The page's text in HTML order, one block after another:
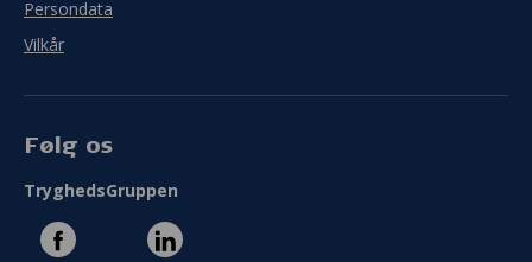
Persondata
Vilkår
Følg os
TryghedsGruppen